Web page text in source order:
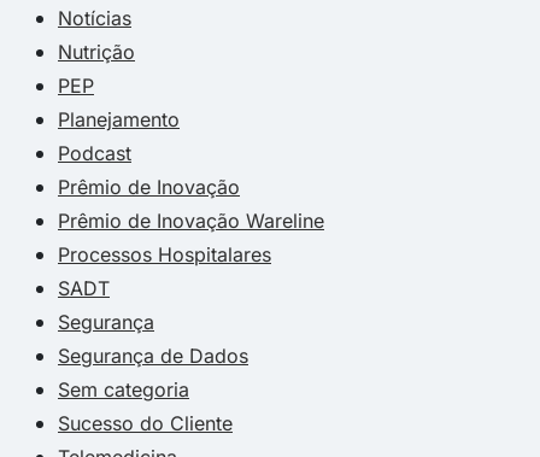
Notícias
Nutrição
PEP
Planejamento
Podcast
Prêmio de Inovação
Prêmio de Inovação Wareline
Processos Hospitalares
SADT
Segurança
Segurança de Dados
Sem categoria
Sucesso do Cliente